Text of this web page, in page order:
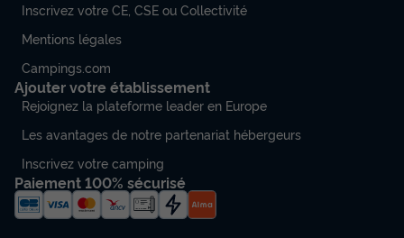
du06/09/2026 au13/09/2026
Meilleur prix pour 7 nuits
Inscrivez votre CE, CSE ou Collectivité
Mentions légales
Campings.com
Ajouter votre établissement
Rejoignez la plateforme leader en Europe
Les avantages de notre partenariat hébergeurs
Inscrivez votre camping
Paiement 100% sécurisé